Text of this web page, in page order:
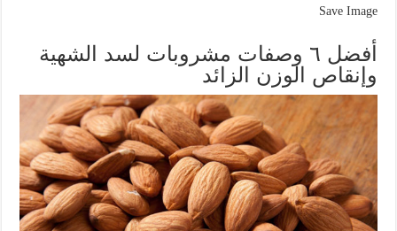
Save Image
أفضل ٦ وصفات مشروبات لسد الشهية
وإنقاص الوزن الزائد